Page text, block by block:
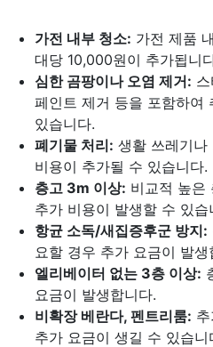
가전 내부 청소: 가전 제품
대당 10,000원이 추가됩니
심한 곰팡이나 오염 제거:
페인트 제거 등을 포함하여
있습니다.
폐기물 처리: 생활 쓰레기나
비용이 추가될 수 있습니다.
층고 3m 이상: 비교적 높은
추가 비용이 발생할 수 있습
항균 소독/새집증후군 방지:
요할 경우 추가 요금이 발생
엘리베이터 없는 3층 이상:
요금이 발생합니다.
비확장 베란다, 펜트리룸:
추가 요금이 생길 수 있습니